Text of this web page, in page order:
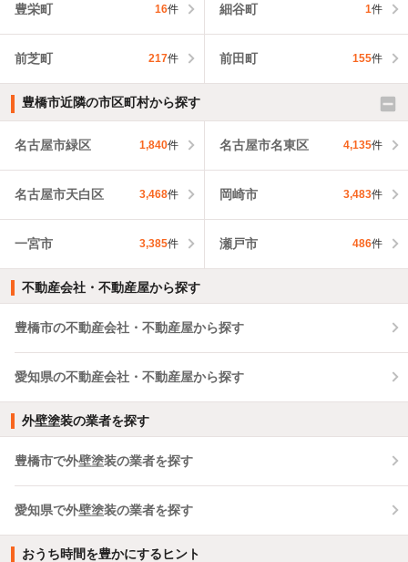
豊栄町 16件 細谷町 1件
前芝町 217件 前田町 155件
豊橋市近隣の市区町村から探す
名古屋市緑区 1,840件 名古屋市名東区 4,135件
名古屋市天白区 3,468件 岡崎市 3,483件
一宮市 3,385件 瀬戸市 486件
不動産会社・不動産屋から探す
豊橋市の不動産会社・不動産屋から探す
愛知県の不動産会社・不動産屋から探す
外壁塗装の業者を探す
豊橋市で外壁塗装の業者を探す
愛知県で外壁塗装の業者を探す
おうち時間を豊かにするヒント